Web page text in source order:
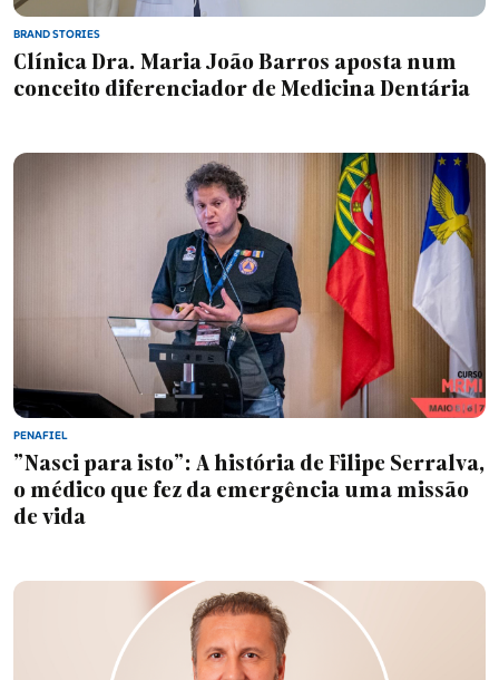
Desporto
Portugal
Brand Stories
Eleições Autárquicas 2025
Especial Freguesias
BRAND STORIES
Clínica Dra. Maria João Barros aposta num
conceito diferenciador de Medicina Dentária
PENAFIEL
"Nasci para isto": A história de Filipe Serralva,
o médico que fez da emergência uma missão
de vida